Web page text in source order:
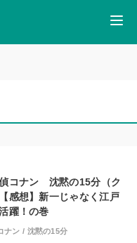
コナン 沈黙の15分（ク
感想】新一じゃなく江戸
躍！の巻
ナン / 沈黙の15分